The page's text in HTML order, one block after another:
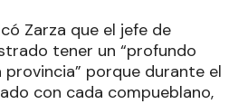
Zarza que el jefe de
tener un “profundo
porque durante el
con cada compueblano,